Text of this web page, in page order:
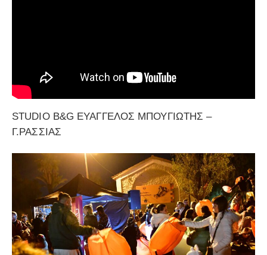
STUDIO B&G ΕΥΑΓΓΕΛΟΣ ΜΠΟΥΓΙΩΤΗΣ –
Γ.ΡΑΣΣΙΑΣ